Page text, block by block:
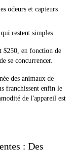
odeurs et capteurs
restent simples
$250, en fonction de
se concurrencer.
des animaux de
franchissent enfin le
de l'appareil est
: Des